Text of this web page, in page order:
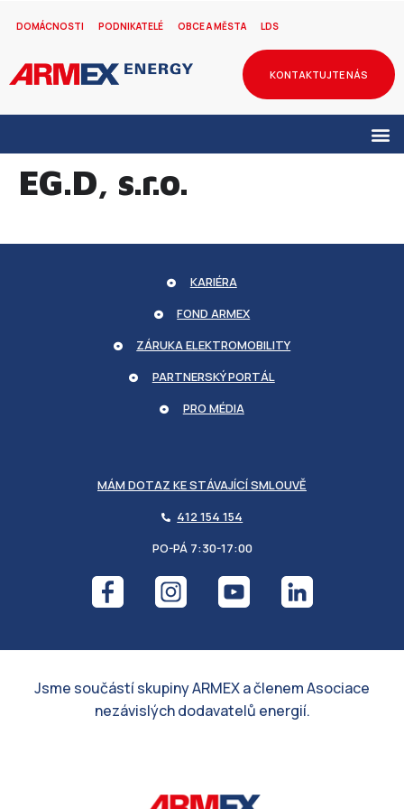
DOMÁCNOSTI PODNIKATELÉ OBCE A MĚSTA LDS
KONTAKTUJTE NÁS
EG.D, s.r.o.
Jsme součástí skupiny ARMEX a členem Asociace
nezávislých dodavatelů energií.
KARIÉRA
FOND ARMEX
ZÁRUKA ELEKTROMOBILITY
PARTNERSKÝ PORTÁL
PRO MÉDIA
MÁM DOTAZ KE STÁVAJÍCÍ SMLOUVĚ
412 154 154
PO-PÁ 7:30-17:00